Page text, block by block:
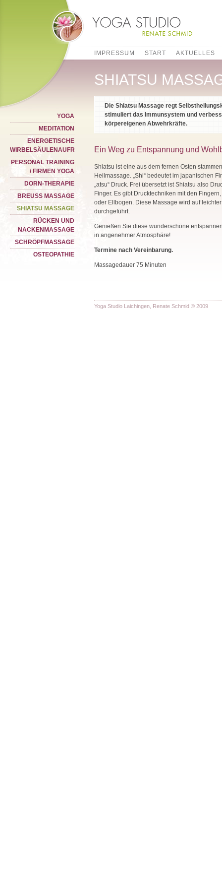
IMPRESSUM START AKTUELLES
YOGA
MEDITATION
ENERGETISCHE
WIRBELSÄULENAUFRICHTUNG
PERSONAL TRAINING
/ FIRMEN YOGA
DORN-THERAPIE
BREUSS MASSAGE
SHIATSU MASSAGE
RÜCKEN UND
NACKENMASSAGE
SCHRÖPFMASSAGE
OSTEOPATHIE
SHIATSU
Die Shiatsu Massage regt
stimuliert das Immunsystem und
körpereigenen Abwehrkräfte.
Ein Weg zu Entspannung und
Shiatsu ist eine aus dem fernen Osten
Heilmassage. „Shi“ bedeutet im japanischen
„atsu“ Druck. Frei übersetzt ist Shiatsu also
Finger. Es gibt Drucktechniken mit den
oder Ellbogen. Diese Massage wird auf
durchgeführt.
Genießen Sie diese wunderschöne
in angenehmer Atmosphäre!
Termine nach Vereinbarung.
Massagedauer 75 Minuten
Yoga Studio Laichingen, Renate Schmid © 2009